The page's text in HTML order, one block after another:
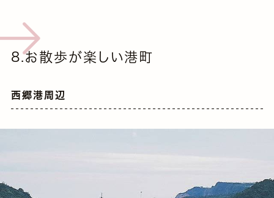
8.お散歩が楽しい港町
西郷港周辺